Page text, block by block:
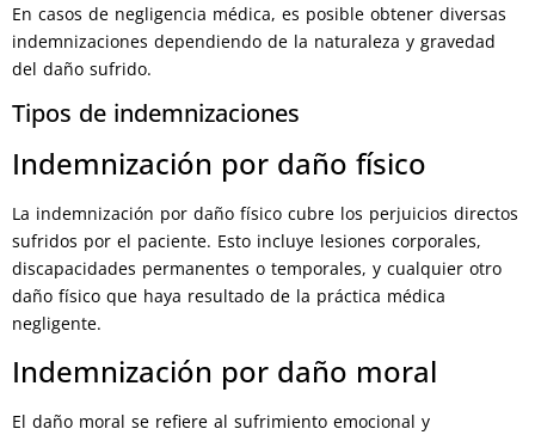
En casos de negligencia médica, es posible obtener diversas
indemnizaciones dependiendo de la naturaleza y gravedad
del daño sufrido.
Tipos de indemnizaciones
Indemnización por daño físico
La indemnización por daño físico cubre los perjuicios directos
sufridos por el paciente. Esto incluye lesiones corporales,
discapacidades permanentes o temporales, y cualquier otro
daño físico que haya resultado de la práctica médica
negligente.
Indemnización por daño moral
El daño moral se refiere al sufrimiento emocional y